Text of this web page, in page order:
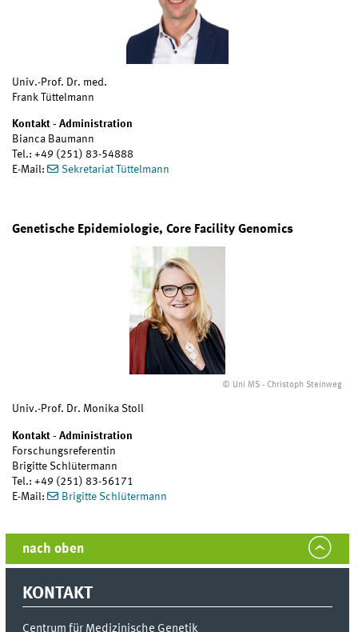
Univ.-Prof. Dr. med.
Frank Tüttelmann
Kontakt - Administration
Bianca Baumann
Tel.: +49 (251) 83-54888
E-Mail:
Sekretariat Tüttelmann
Genetische Epidemiologie, Core Facility Genomics
© Uni MS - Christoph Steinweg
Univ.-Prof. Dr. Monika Stoll
Kontakt - Administration
Forschungsreferentin
Brigitte Schlütermann
Tel.: +49 (251) 83-56171
E-Mail:
Brigitte Schlütermann
nach oben
KONTAKT
Centrum für Medizinische Genetik